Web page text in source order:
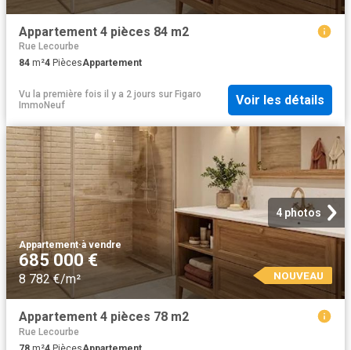
Appartement 4 pièces 84 m2
Rue Lecourbe
84 m²4 PiècesAppartement
Vu la première fois il y a 2 jours sur Figaro
ImmoNeuf
Voir les détails
4 photos
Appartement·à vendre
685 000 €
8 782 €/m² NOUVEAU
Appartement 4 pièces 78 m2
Rue Lecourbe